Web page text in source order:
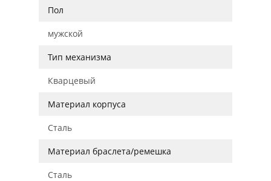
Пол
мужской
Тип механизма
Кварцевый
Материал корпуса
Сталь
Материал браслета/ремешка
Сталь